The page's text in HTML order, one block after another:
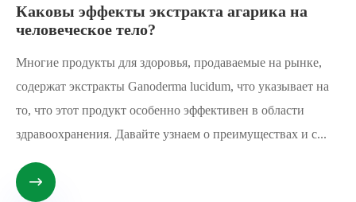
Каковы эффекты экстракта агарика на
человеческое тело?
Многие продукты для здоровья, продаваемые на рынке,
содержат экстракты Ganoderma lucidum, что указывает на
то, что этот продукт особенно эффективен в области
здравоохранения. Давайте узнаем о преимуществах и с...
